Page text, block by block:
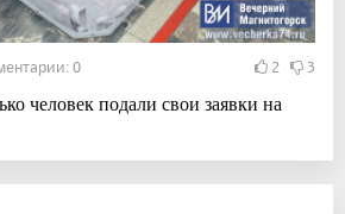
0 2 3
человек подали свои заявки на